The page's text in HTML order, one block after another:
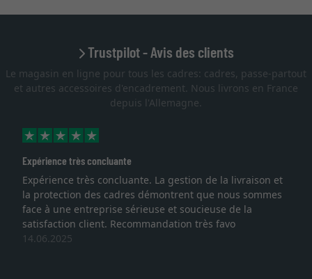
Trustpilot - Avis des clients
Le magasin en ligne pour tous les cadres: cadres, passe-partout
et autres accessoires d'encadrement. Nous livrons en France
depuis l'Allemagne.
Expérience très concluante
Expérience très concluante. La gestion de la livraison et
la protection des cadres démontrent que nous sommes
face à une entreprise sérieuse et soucieuse de la
satisfaction client. Recommandation très favo
14.06.2025